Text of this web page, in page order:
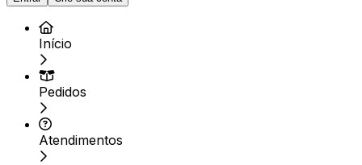
Início
Pedidos
Atendimentos